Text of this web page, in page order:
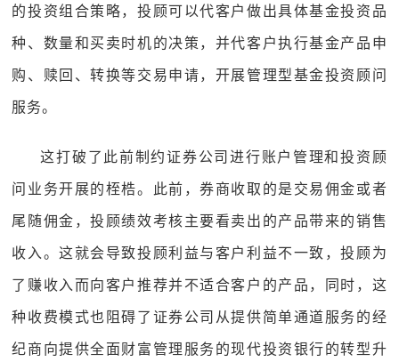
的投资组合策略，投顾可以代客户做出具体基金投资品
种、数量和买卖时机的决策，并代客户执行基金产品申
购、赎回、转换等交易申请，开展管理型基金投资顾问
服务。
这打破了此前制约证券公司进行账户管理和投资顾
问业务开展的桎梏。此前，券商收取的是交易佣金或者
尾随佣金，投顾绩效考核主要看卖出的产品带来的销售
收入。这就会导致投顾利益与客户利益不一致，投顾为
了赚收入而向客户推荐并不适合客户的产品，同时，这
种收费模式也阻碍了证券公司从提供简单通道服务的经
纪商向提供全面财富管理服务的现代投资银行的转型升